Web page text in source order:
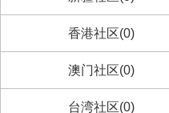
香港社区(0)
澳门社区(0)
台湾社区(0)